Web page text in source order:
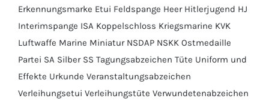
Erkennungsmarke Etui Feldspange Heer Hitlerjugend HJ
Interimspange ISA Koppelschloss Kriegsmarine KVK
Luftwaffe Marine Miniatur NSDAP NSKK Ostmedaille
Partei SA Silber SS Tagungsabzeichen Tüte Uniform und
Effekte Urkunde Veranstaltungsabzeichen
Verleihungsetui Verleihungstüte Verwundetenabzeichen